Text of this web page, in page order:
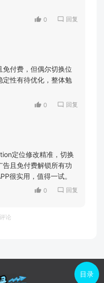
0 回复
付费，但偶尔切换位
定性有待优化，整体勉
0 回复
定位修改精准，切换
且免付费解锁所有功
很实用，值得一试。
0 回复
论
目录